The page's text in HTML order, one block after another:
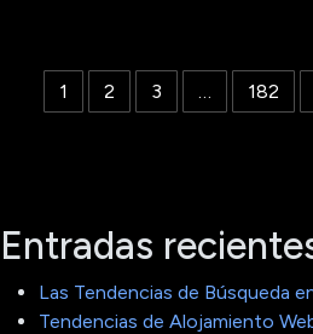
1 2 3 … 182
Entradas
Las Tendencias de Búsqueda
Tendencias de Alojamiento